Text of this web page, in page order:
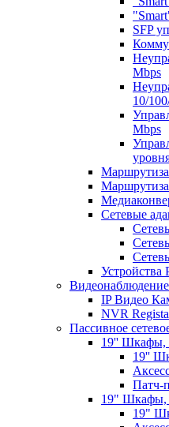
SFP
Mbps
10/
Mbps
Сетевые
Устройства
Видеонаблюдение
IP Видео
NVR
Пассивное
19'' Шкафы,
19''
Патч-
19" Шкафы,
19"